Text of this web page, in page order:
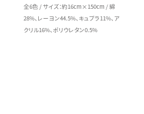
全6色 / サイズ：約16cm×150cm / 綿
28%、レーヨン44.5%、キュプラ11%、ア
クリル16%、ポリウレタン0.5%